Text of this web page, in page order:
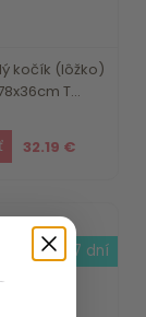
kočík (lôžko)
T...
32.19 €
do 7 dní